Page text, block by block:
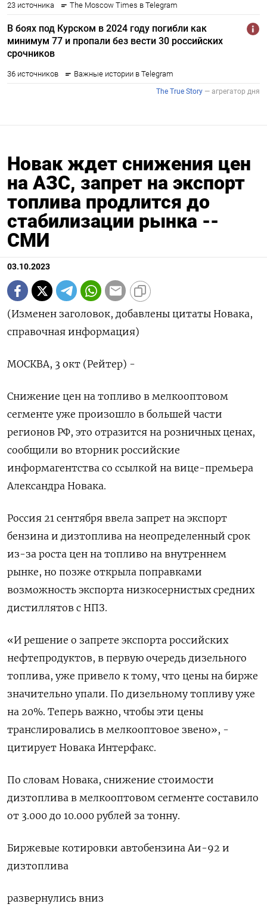
Новак ждет снижения цен
на АЗС, запрет на экспорт
топлива продлится до
стабилизации рынка --
СМИ
03.10.2023
(Изменен заголовок, добавлены цитаты Новака,
справочная информация)
МОСКВА, 3 окт (Рейтер) -
Снижение цен на топливо в мелкооптовом
сегменте уже произошло в большей части
регионов РФ, это отразится на розничных ценах,
сообщили во вторник российские
информагентства со ссылкой на вице-премьера
Александра Новака.
Россия 21 сентября ввела запрет на экспорт
бензина и дизтоплива на неопределенный срок
из-за роста цен на топливо на внутреннем
рынке, но позже открыла поправками
возможность экспорта низкосернистых средних
дистиллятов с НПЗ.
«И решение о запрете экспорта российских
нефтепродуктов, в первую очередь дизельного
топлива, уже привело к тому, что цены на бирже
значительно упали. По дизельному топливу уже
на 20%. Теперь важно, чтобы эти цены
транслировались в мелкооптовое звено», -
цитирует Новака Интерфакс.
По словам Новака, снижение стоимости
дизтоплива в мелкооптовом сегменте составило
от 3.000 до 10.000 рублей за тонну.
Биржевые котировки автобензина Аи-92 и
дизтоплива
развернулись вниз